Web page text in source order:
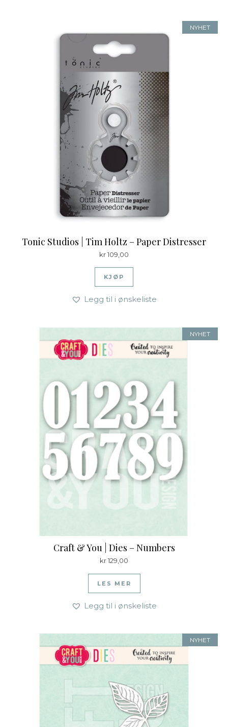
NYHET
Tonic Studios | Tim Holtz – Paper Distresser
kr109,00
KJØP
Legg til i ønskeliste
NYHET
Craft & You | Dies – Numbers
kr129,00
LES MER
Legg til i ønskeliste
NYHET